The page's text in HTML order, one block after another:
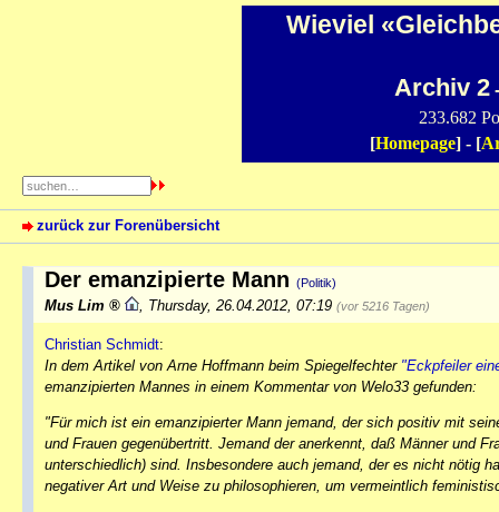
Wieviel
Archiv 2
233.682
[Homepage] - [
zurück zur Forenübersicht
Der emanzipierte Mann (Politik)
Mus Lim Thursday, 26.04.2012, 07:19 (vor 5216 Tagen)
Christian Schmidt:
In dem Artikel von Arne Hoffmann beim Spiegelfechter "Eckpfeiler
emanzipierten Mannes in einem Kommentar von Welo33 gefunden:
"Für mich ist ein emanzipierter Mann jemand, der sich positiv mit
und Frauen gegenübertritt. Jemand der anerkennt, daß Männer und
unterschiedlich) sind. Insbesondere auch jemand, der es nicht nötig
negativer Art und Weise zu philosophieren, um vermeintlich